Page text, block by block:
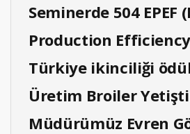
Seminerde 504 EPEF
Production
Türkiye ikinciliği
Üretim Broiler
Müdürümüz Evren